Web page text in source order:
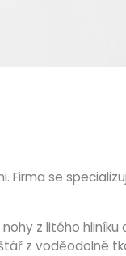
Firma se
z litého hliníku
z voděodolné